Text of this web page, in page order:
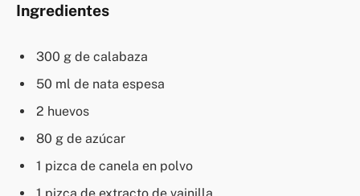
Ingredientes
300 g de calabaza
50 ml de nata espesa
2 huevos
80 g de azúcar
1 pizca de canela en polvo